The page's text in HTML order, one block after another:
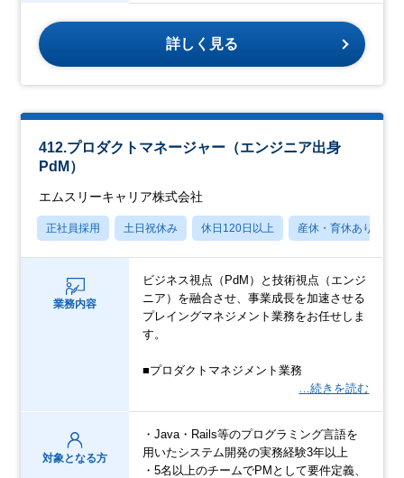
詳しく見る
412.プロダクトマネージャー（エンジニア出身
PdM）
エムスリーキャリア株式会社
正社員採用 土日祝休み 休日120日以上 産休・育休あり
業務内容
ビジネス視点（PdM）と技術視点（エンジ
ニア）を融合させ、事業成長を加速させる
プレイングマネジメント業務をお任せしま
す。
■プロダクトマネジメント業務
…続きを読む
対象となる方
・Java・Rails等のプログラミング言語を
用いたシステム開発の実務経験3年以上
・5名以上のチームでPMとして要件定義、